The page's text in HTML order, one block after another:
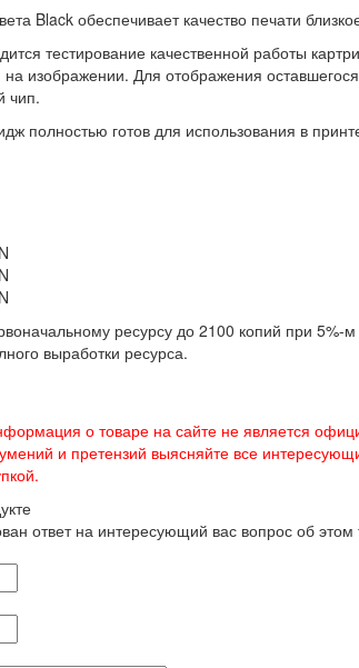
Black обеспечивает качество печати
тестирование качественной работы
изображении. Для отображения
чип.
полностью готов для использования в
ресурсу до 2100 копий при
выработки ресурса.
о товаре на сайте не является
и претензий выясняйте все
ответ на интересующий вас вопрос об этом